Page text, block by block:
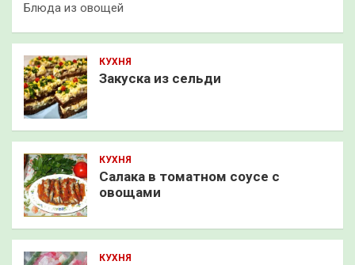
Блюда из овощей
КУХНЯ
Закуска из сельди
КУХНЯ
Салака в томатном соусе с
овощами
КУХНЯ